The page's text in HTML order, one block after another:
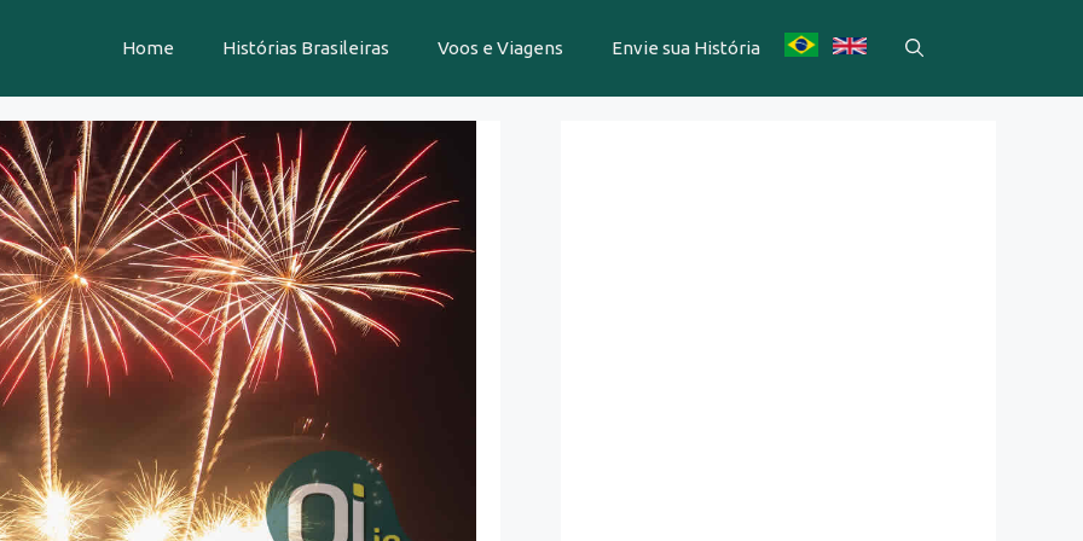
Home Histórias Brasileiras Voos e Viagens Envie sua História